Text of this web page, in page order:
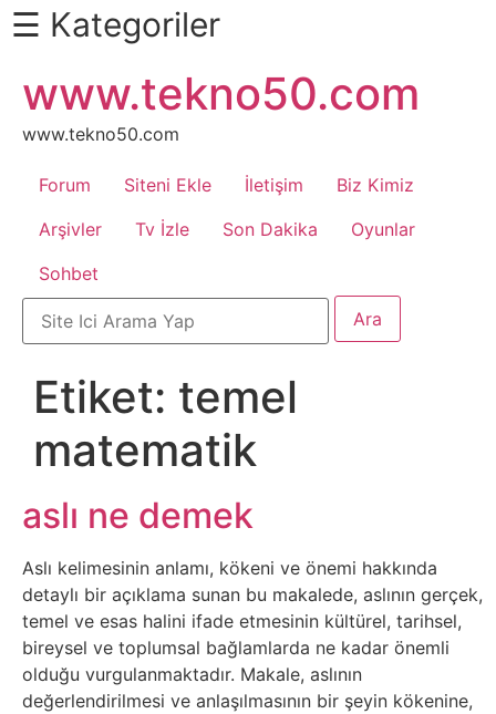
Daha
Fazlası
İçin
Kaydır
Android
Apk
Arabalar
Bankacılık
İşlemleri
Belgesel
Bilgi
Bilgisayar
Bilim
☰ Kategoriler
atla
www.tekno50.com
www.tekno50.com
Forum Siteni Ekle İletişim
Biz Kimiz
Arşivler
Tv İzle Son Dakika
Oyunlar
Sohbet
Etiket: temel
matematik
aslı ne demek
Aslı kelimesinin anlamı, kökeni ve önemi hakkında
detaylı bir açıklama sunan bu makalede, aslının gerçek,
temel ve esas halini ifade etmesinin kültürel, tarihsel,
bireysel ve toplumsal bağlamlarda ne kadar önemli
olduğu vurgulanmaktadır. Makale, aslının
değerlendirilmesi ve anlaşılmasının bir şeyin kökenine,